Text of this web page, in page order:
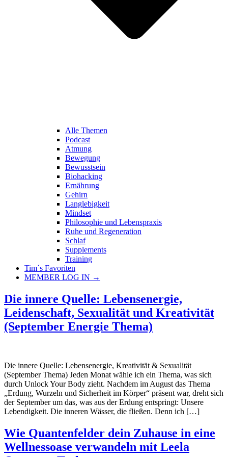
Alle Themen
Podcast
Atmung
Bewegung
Bewusstsein
Biohacking
Ernährung
Gehirn
Langlebigkeit
Mindset
Philosophie und Lebenspraxis
Ruhe und Regeneration
Schlaf
Supplements
Training
Tim´s Favoriten
MEMBER LOG IN →
Die innere Quelle: Lebensenergie,
Leidenschaft, Sexualität und Kreativität
(September Energie Thema)
Die innere Quelle: Lebensenergie, Kreativität & Sexualität
(September Thema) Jeden Monat wähle ich ein Thema, was sich
durch Unlock Your Body zieht. Nachdem im August das Thema
„Erdung, Wurzeln und Sicherheit im Körper“ präsent war, dreht sich
der September um das, was aus der Erdung entspringt: Unsere
Lebendigkeit. Die inneren Wässer, die fließen. Denn ich […]
Wie Quantenfelder dein Zuhause in eine
Wellnessoase verwandeln​ mit Leela